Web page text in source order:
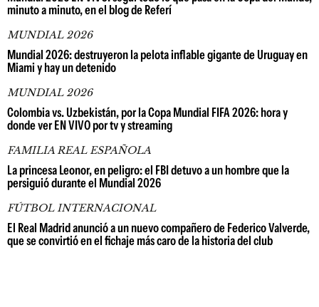
minuto a minuto, en el blog de Referí
MUNDIAL 2026
Mundial 2026: destruyeron la pelota inflable gigante de Uruguay en
Miami y hay un detenido
MUNDIAL 2026
Colombia vs. Uzbekistán, por la Copa Mundial FIFA 2026: hora y
donde ver EN VIVO por tv y streaming
FAMILIA REAL ESPAÑOLA
La princesa Leonor, en peligro: el FBI detuvo a un hombre que la
persiguió durante el Mundial 2026
FÚTBOL INTERNACIONAL
El Real Madrid anunció a un nuevo compañero de Federico Valverde,
que se convirtió en el fichaje más caro de la historia del club